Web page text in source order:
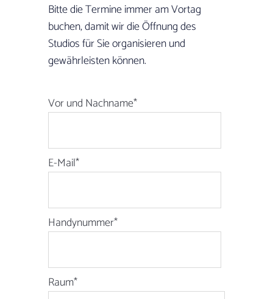
Bitte die Termine immer am Vortag
buchen, damit wir die Öffnung des
Studios für Sie organisieren und
gewährleisten können.
Vor und Nachname*
E-Mail*
Handynummer*
Raum*